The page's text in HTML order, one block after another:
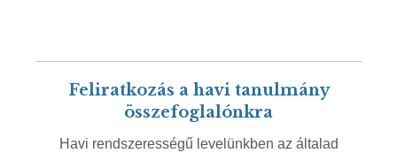
Feliratkozás a havi tanulmány
összefoglalónkra
Havi rendszerességű levelünkben az általad